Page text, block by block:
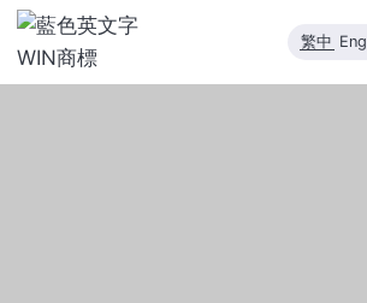
跳
到
內
繁中 Eng